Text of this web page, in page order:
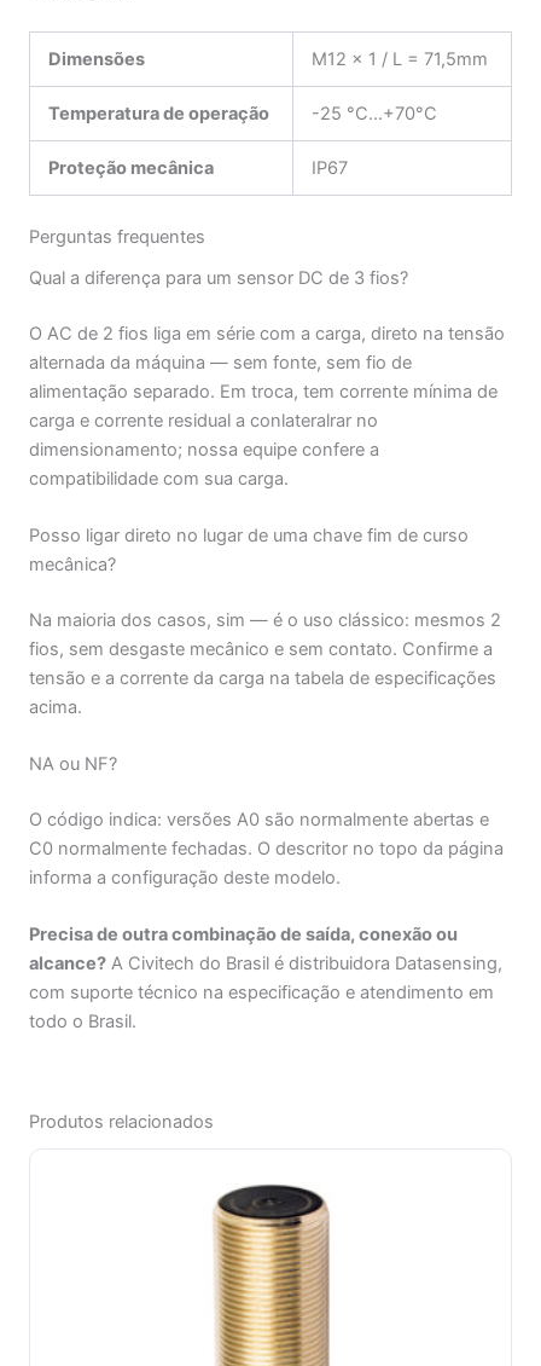
Dimensões M12 x 1 / L = 71,5mm
Temperatura de operação -25 °C…+70°C
Proteção mecânica IP67
Perguntas frequentes
Qual a diferença para um sensor DC de 3 fios?
O AC de 2 fios liga em série com a carga, direto na tensão
alternada da máquina — sem fonte, sem fio de
alimentação separado. Em troca, tem corrente mínima de
carga e corrente residual a conlateralrar no
dimensionamento; nossa equipe confere a
compatibilidade com sua carga.
Posso ligar direto no lugar de uma chave fim de curso
mecânica?
Na maioria dos casos, sim — é o uso clássico: mesmos 2
fios, sem desgaste mecânico e sem contato. Confirme a
tensão e a corrente da carga na tabela de especificações
acima.
NA ou NF?
O código indica: versões A0 são normalmente abertas e
C0 normalmente fechadas. O descritor no topo da página
informa a configuração deste modelo.
Precisa de outra combinação de saída, conexão ou
alcance? A Civitech do Brasil é distribuidora Datasensing,
com suporte técnico na especificação e atendimento em
todo o Brasil.
Produtos relacionados